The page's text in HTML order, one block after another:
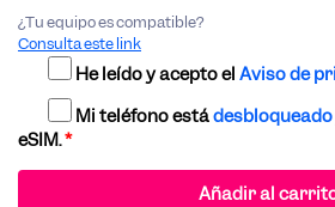
¿Tu equipo es compatible?
Consulta este link
He leído y acepto el Aviso de
Mi teléfono estádesbloqueado
eSIM.*
Añadir al